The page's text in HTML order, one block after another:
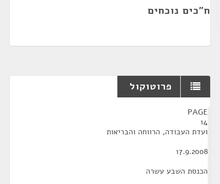
ח"כים נוכחים
פרוטוקול
PAGE
14
ועדת העבודה, הרווחה והבריאות
17.9.2008
הכנסת השבע עשרה